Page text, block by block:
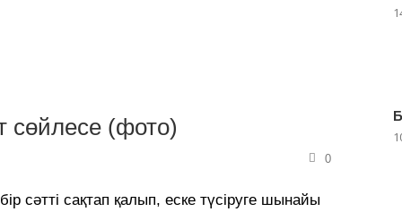
сөйлесе (фото)
0
сәтті сақтап қалып, еске түсіруге шынайы